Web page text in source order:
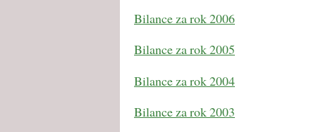
Bilance za rok 2006
Bilance za rok 2005
Bilance za rok 2004
Bilance za rok 2003